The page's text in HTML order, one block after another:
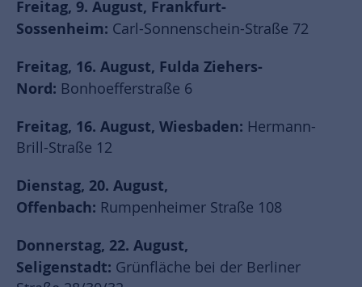
Freitag, 9. August, Frankfurt-
Sossenheim: Carl-Sonnenschein-Straße 72
Freitag, 16. August, Fulda Ziehers-
Nord: Bonhoefferstraße 6
Freitag, 16. August, Wiesbaden: Hermann-
Brill-Straße 12
Dienstag, 20. August,
Offenbach: Rumpenheimer Straße 108
Donnerstag, 22. August,
Seligenstadt: Grünfläche bei der Berliner